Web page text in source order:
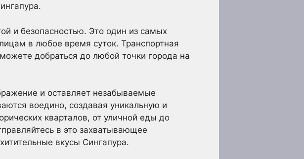
и безопасностью. Это один из самых
в любое время суток. Транспортная
добраться до любой точки города на
и оставляет незабываемые
воедино, создавая уникальную и
кварталов, от уличной еды до
в это захватывающее
вкусы Сингапура.